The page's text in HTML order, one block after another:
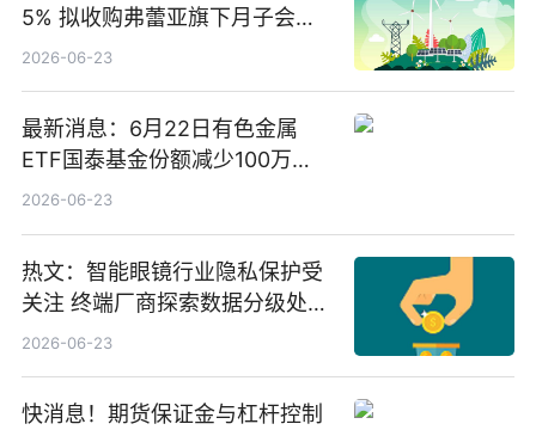
5% 拟收购弗蕾亚旗下月子会所
业务少数股权
2026-06-23
最新消息：6月22日有色金属
ETF国泰基金份额减少100万
份，重仓股紫金矿业、洛阳钼
2026-06-23
热文：智能眼镜行业隐私保护受
关注 终端厂商探索数据分级处理
等方案
2026-06-23
快消息！期货保证金与杠杆控制